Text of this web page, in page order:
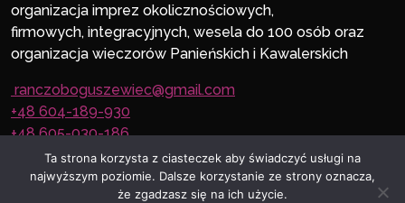
Ta strona korzysta z ciasteczek aby świadczyć usługi na
najwyższym poziomie. Dalsze korzystanie ze strony oznacza,
że zgadzasz się na ich użycie.
organizacja imprez okolicznościowych,
firmowych, integracyjnych, wesela do 100 osób oraz
organizacja wieczorów Panieńskich i Kawalerskich
ranczoboguszewiec@gmail.com
+48 604-189-930
+48 605-030-186